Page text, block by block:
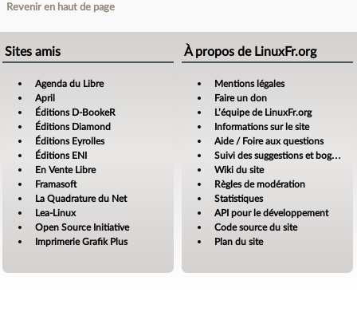
Revenir en haut de page
Sites amis
Agenda du Libre
April
Éditions D-BookeR
Éditions Diamond
Éditions Eyrolles
Éditions ENI
En Vente Libre
Framasoft
La Quadrature du Net
Lea-Linux
Open Source Initiative
Imprimerie Grafik Plus
À propos de LinuxFr.org
Mentions légales
Faire un don
L’équipe de LinuxFr.org
Informations sur le site
Aide / Foire aux questions
Suivi des suggestions et bogues
Wiki du site
Règles de modération
Statistiques
API pour le développement
Code source du site
Plan du site